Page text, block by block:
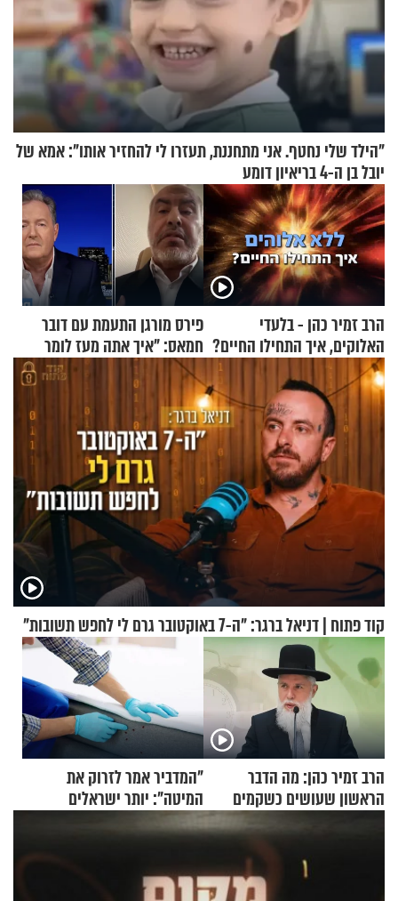
"הילד שלי נחטף. אני מתחננת, תעזרו לי להחזיר אותו": אמא של
יובל בן ה-4 בריאיון דומע
הרב זמיר כהן - בלעדי
האלוקים, איך התחילו החיים?
פירס מורגן התעמת עם דובר
חמאס: "איך אתה מעז לומר
שלא ביצעתם פשעי מלחמה?!"
קוד פתוח | דניאל ברגר: "ה-7 באוקטובר גרם לי לחפש תשובות"
הרב זמיר כהן: מה הדבר
הראשון שעושים כשקמים
"המדביר אמר לזרוק את
המיטה": יותר ישראלים
מדווחים על מכת פשפשי
המיטה